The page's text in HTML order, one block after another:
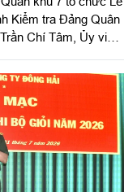
Kiểm tra Đảng Quân
Chí Tâm, Ủy viên
lễ.